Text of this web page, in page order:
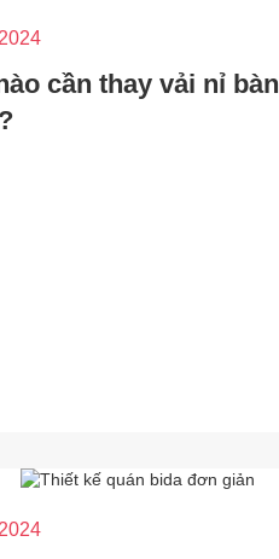
cần thay vải nỉ bàn